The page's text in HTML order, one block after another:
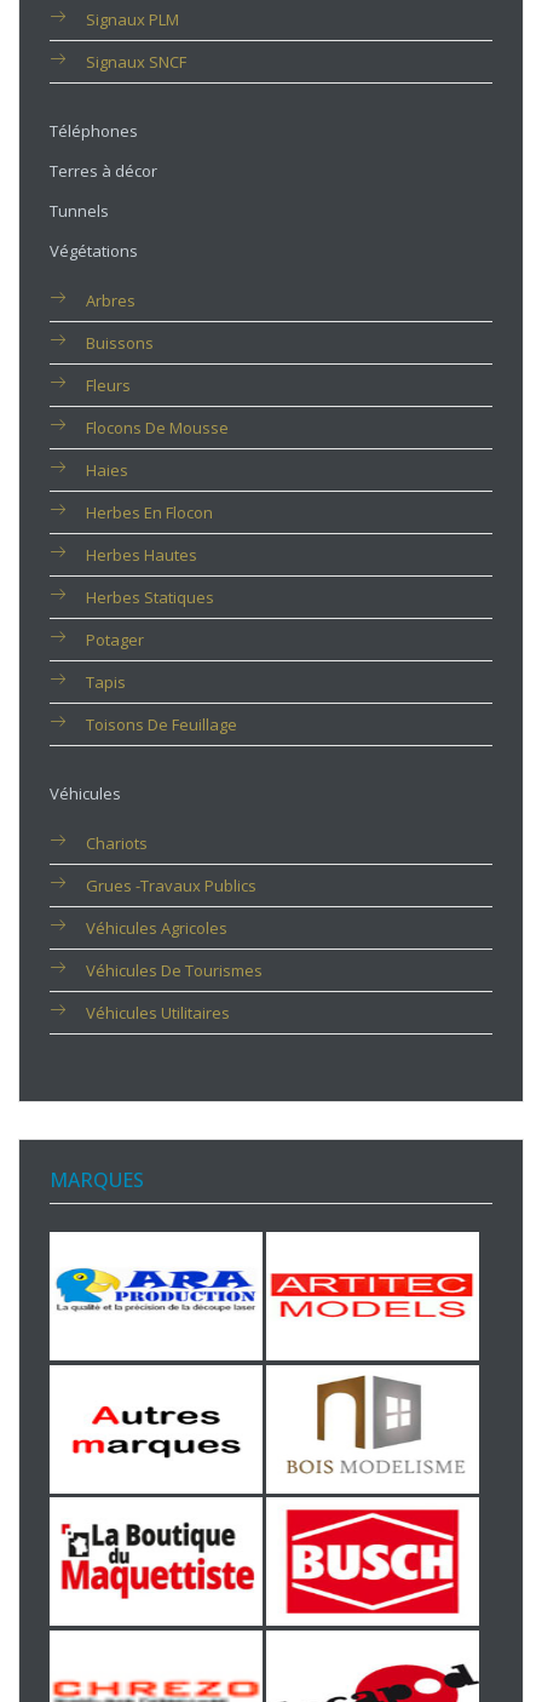
Signaux PLM
Signaux SNCF
Téléphones
Terres à décor
Tunnels
Végétations
Arbres
Buissons
Fleurs
Flocons De Mousse
Haies
Herbes En Flocon
Herbes Hautes
Herbes Statiques
Potager
Tapis
Toisons De Feuillage
Véhicules
Chariots
Grues -travaux Publics
Véhicules Agricoles
Véhicules De Tourismes
Véhicules Utilitaires
MARQUES